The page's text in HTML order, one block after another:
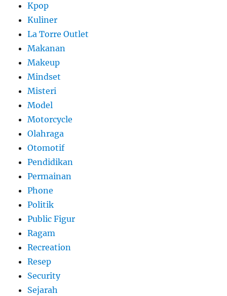
Kpop
Kuliner
La Torre Outlet
Makanan
Makeup
Mindset
Misteri
Model
Motorcycle
Olahraga
Otomotif
Pendidikan
Permainan
Phone
Politik
Public Figur
Ragam
Recreation
Resep
Security
Sejarah